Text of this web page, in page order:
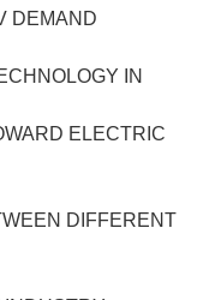
DEMAND
IN
ELECTRIC
DIFFERENT